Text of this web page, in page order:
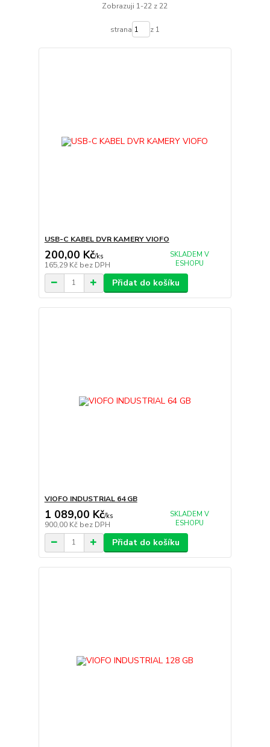
Zobrazuji 1-22 z 22
strana z 1
USB-C KABEL DVR KAMERY VIOFO
200,00 Kč/ks
165,29 Kč bez DPH
SKLADEM V
ESHOPU
Přidat do košíku
VIOFO INDUSTRIAL 64 GB
1 089,00 Kč/ks
900,00 Kč bez DPH
SKLADEM V
ESHOPU
Přidat do košíku